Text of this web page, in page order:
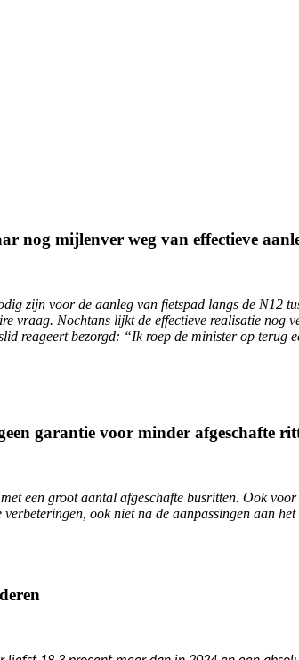
nog mijlenver weg van effectieve
zijn voor de aanleg van fietspad langs de N12
vraag. Nochtans lijkt de effectieve realisatie nog
reageert bezorgd: “Ik roep de minister op terug
garantie voor minder afgeschafte
een groot aantal afgeschafte busritten. Ook
ook niet na de aanpassingen aan